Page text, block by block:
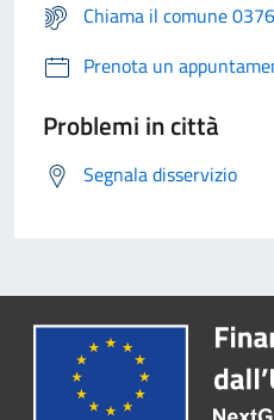
Chiama il comune
Prenota un
Problemi in città
Segnala disservizio